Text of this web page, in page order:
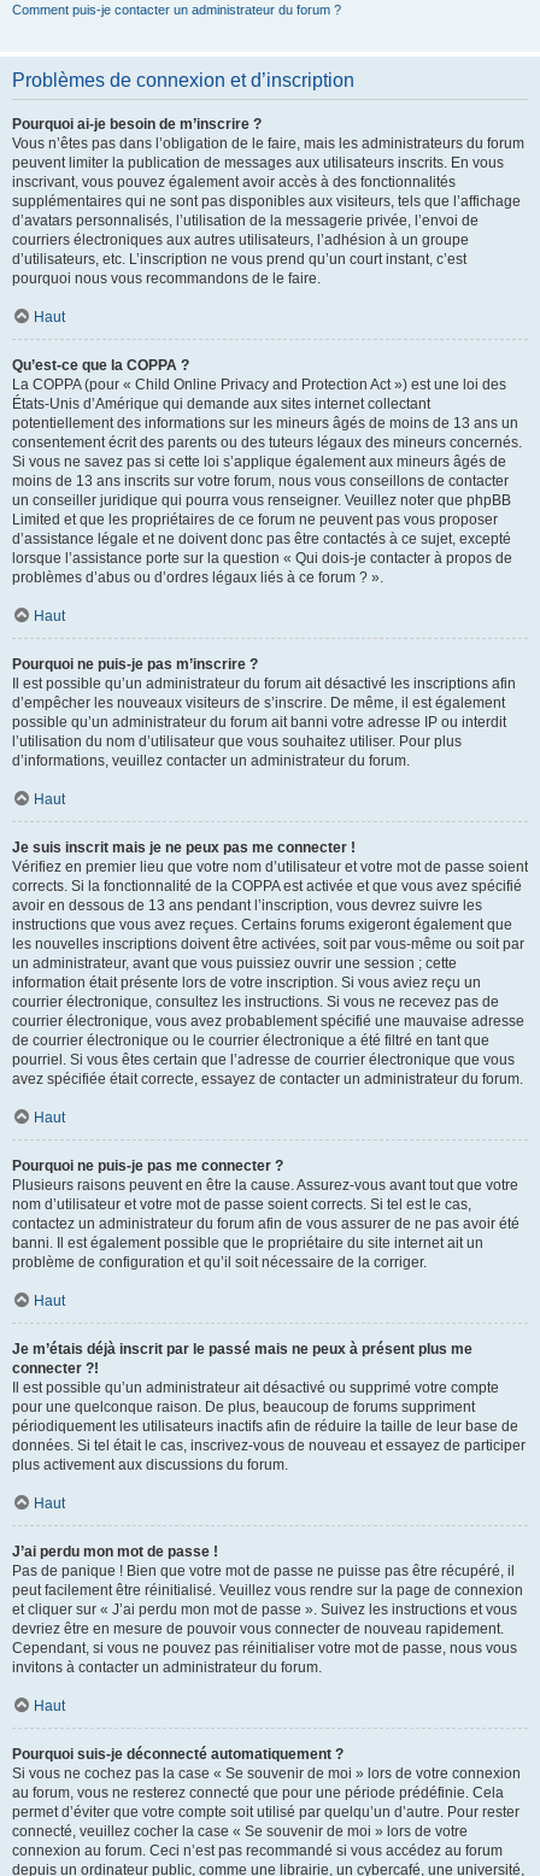
Comment puis-je contacter un administrateur du forum ?
Problèmes de connexion et d’inscription
Pourquoi ai-je besoin de m’inscrire ?
Vous n’êtes pas dans l’obligation de le faire, mais les administrateurs du forum
peuvent limiter la publication de messages aux utilisateurs inscrits. En vous
inscrivant, vous pouvez également avoir accès à des fonctionnalités
supplémentaires qui ne sont pas disponibles aux visiteurs, tels que l’affichage
d’avatars personnalisés, l’utilisation de la messagerie privée, l’envoi de
courriers électroniques aux autres utilisateurs, l’adhésion à un groupe
d’utilisateurs, etc. L’inscription ne vous prend qu’un court instant, c’est
pourquoi nous vous recommandons de le faire.
Haut
Qu’est-ce que la COPPA ?
La COPPA (pour « Child Online Privacy and Protection Act ») est une loi des
États-Unis d’Amérique qui demande aux sites internet collectant
potentiellement des informations sur les mineurs âgés de moins de 13 ans un
consentement écrit des parents ou des tuteurs légaux des mineurs concernés.
Si vous ne savez pas si cette loi s’applique également aux mineurs âgés de
moins de 13 ans inscrits sur votre forum, nous vous conseillons de contacter
un conseiller juridique qui pourra vous renseigner. Veuillez noter que phpBB
Limited et que les propriétaires de ce forum ne peuvent pas vous proposer
d’assistance légale et ne doivent donc pas être contactés à ce sujet, excepté
lorsque l’assistance porte sur la question « Qui dois-je contacter à propos de
problèmes d’abus ou d’ordres légaux liés à ce forum ? ».
Haut
Pourquoi ne puis-je pas m’inscrire ?
Il est possible qu’un administrateur du forum ait désactivé les inscriptions afin
d’empêcher les nouveaux visiteurs de s’inscrire. De même, il est également
possible qu’un administrateur du forum ait banni votre adresse IP ou interdit
l’utilisation du nom d’utilisateur que vous souhaitez utiliser. Pour plus
d’informations, veuillez contacter un administrateur du forum.
Haut
Je suis inscrit mais je ne peux pas me connecter !
Vérifiez en premier lieu que votre nom d’utilisateur et votre mot de passe soient
corrects. Si la fonctionnalité de la COPPA est activée et que vous avez spécifié
avoir en dessous de 13 ans pendant l’inscription, vous devrez suivre les
instructions que vous avez reçues. Certains forums exigeront également que
les nouvelles inscriptions doivent être activées, soit par vous-même ou soit par
un administrateur, avant que vous puissiez ouvrir une session ; cette
information était présente lors de votre inscription. Si vous aviez reçu un
courrier électronique, consultez les instructions. Si vous ne recevez pas de
courrier électronique, vous avez probablement spécifié une mauvaise adresse
de courrier électronique ou le courrier électronique a été filtré en tant que
pourriel. Si vous êtes certain que l’adresse de courrier électronique que vous
avez spécifiée était correcte, essayez de contacter un administrateur du forum.
Haut
Pourquoi ne puis-je pas me connecter ?
Plusieurs raisons peuvent en être la cause. Assurez-vous avant tout que votre
nom d’utilisateur et votre mot de passe soient corrects. Si tel est le cas,
contactez un administrateur du forum afin de vous assurer de ne pas avoir été
banni. Il est également possible que le propriétaire du site internet ait un
problème de configuration et qu’il soit nécessaire de la corriger.
Haut
Je m’étais déjà inscrit par le passé mais ne peux à présent plus me
connecter ?!
Il est possible qu’un administrateur ait désactivé ou supprimé votre compte
pour une quelconque raison. De plus, beaucoup de forums suppriment
périodiquement les utilisateurs inactifs afin de réduire la taille de leur base de
données. Si tel était le cas, inscrivez-vous de nouveau et essayez de participer
plus activement aux discussions du forum.
Haut
J’ai perdu mon mot de passe !
Pas de panique ! Bien que votre mot de passe ne puisse pas être récupéré, il
peut facilement être réinitialisé. Veuillez vous rendre sur la page de connexion
et cliquer sur « J’ai perdu mon mot de passe ». Suivez les instructions et vous
devriez être en mesure de pouvoir vous connecter de nouveau rapidement.
Cependant, si vous ne pouvez pas réinitialiser votre mot de passe, nous vous
invitons à contacter un administrateur du forum.
Haut
Pourquoi suis-je déconnecté automatiquement ?
Si vous ne cochez pas la case « Se souvenir de moi » lors de votre connexion
au forum, vous ne resterez connecté que pour une période prédéfinie. Cela
permet d’éviter que votre compte soit utilisé par quelqu’un d’autre. Pour rester
connecté, veuillez cocher la case « Se souvenir de moi » lors de votre
connexion au forum. Ceci n’est pas recommandé si vous accédez au forum
depuis un ordinateur public, comme une librairie, un cybercafé, une université,